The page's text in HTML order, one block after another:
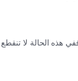
هذه الحالة لا